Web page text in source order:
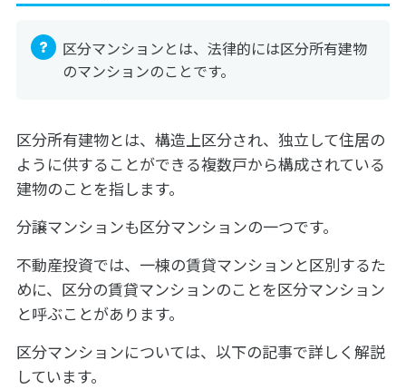
区分マンションとは、法律的には区分所有建物
のマンションのことです。
区分所有建物とは、構造上区分され、独立して住居の
ように供することができる複数戸から構成されている
建物のことを指します。
分譲マンションも区分マンションの一つです。
不動産投資では、一棟の賃貸マンションと区別するた
めに、区分の賃貸マンションのことを区分マンション
と呼ぶことがあります。
区分マンションについては、以下の記事で詳しく解説
しています。